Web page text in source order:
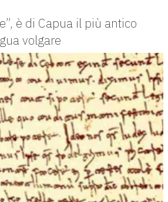
è di Capua il più antico
volgare